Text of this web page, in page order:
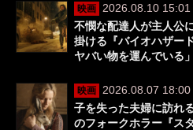
映画
2026.08.10 15:01
不憫な配達人が主人公
掛ける『バイオハザー
ヤバい物を運んでいる」
映画
2026.08.07 18:00
子を失った夫婦に訪れ
のフォークホラー『ス